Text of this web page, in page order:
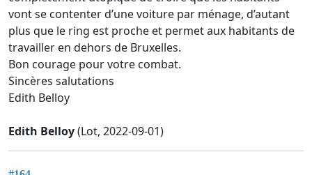
vont se contenter d’une voiture par ménage, d’autant
plus que le ring est proche et permet aux habitants de
travailler en dehors de Bruxelles.
Bon courage pour votre combat.
Sincères salutations
Edith Belloy
Edith Belloy(Lot, 2022-09-01)